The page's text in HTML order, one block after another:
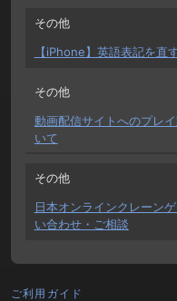
その他
【iPhone】英語表記を直
その他
動画配信サイトへのプレ
いて
その他
日本オンラインクレーン
い合わせ・ご相談
ご利用ガイド